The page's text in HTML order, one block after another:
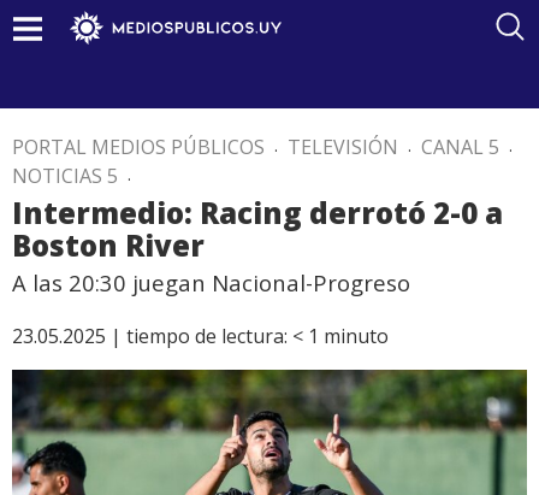
PORTAL MEDIOS PÚBLICOS . TELEVISIÓN . CANAL 5 .
NOTICIAS 5 .
Intermedio: Racing derrotó 2-0 a
Boston River
A las 20:30 juegan Nacional-Progreso
23.05.2025 | tiempo de lectura: < 1 minuto